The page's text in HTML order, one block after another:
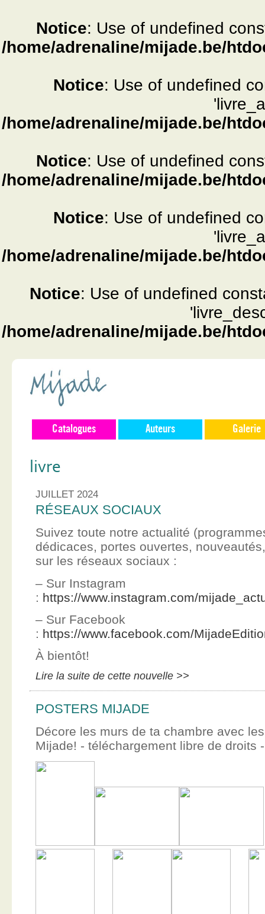
Notice: Use of undefined
/home/adrenaline/mijade.be/
Notice: Use of undefined
/home/adrenaline/mijade.be/
Notice: Use of undefined
/home/adrenaline/mijade.be/
Notice: Use of undefined
/home/adrenaline/mijade.be/
Notice: Use of undefined
/home/adrenaline/mijade.be/
Catalogues Auteurs Galerie
livre
JUILLET 2024
RÉSEAUX SOCIAUX
Suivez toute notre actualité
dédicaces, portes ouvertes,
sur les réseaux sociaux :
– Sur Instagram
: https://www.instagram.com/
– Sur Facebook
: https://www.facebook.com/
À bientôt!
Lire la suite de cette nouvelle >>
POSTERS MIJADE
Décore les murs de ta chambre avec
Mijade! - téléchargement libre de droits -